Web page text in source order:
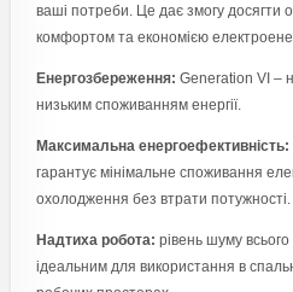
ваші потреби. Це дає змогу досягти
комфортом та економією
Енергозбереження: Generation VI –
низьким споживанням енергії.
Максимальна енергоефективність:
гарантує мінімальне споживання
охолодження без втрати потужності.
Надтиха робота: рівень шуму
ідеальним для використання в